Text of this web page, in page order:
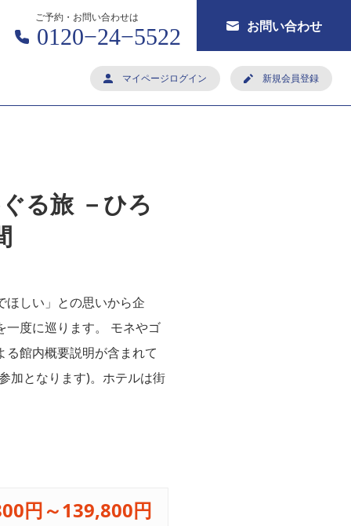
マイページログイン 新規会員登録
ご予約・お問い合わせは
0120−24−5522 お問い合わせ
る旅 －ひろ
ほしい」との思いから企
一度に巡ります。 モネやゴ
館内概要説明が含まれて
加となります)。ホテルは街
円～139,800円